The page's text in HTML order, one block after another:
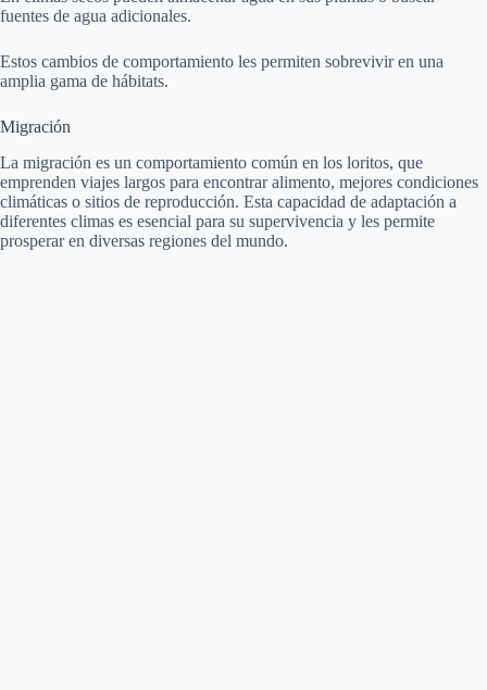
fuentes de agua adicionales.
Estos cambios de comportamiento les permiten sobrevivir en una
amplia gama de hábitats.
Migración
La migración es un comportamiento común en los loritos, que
emprenden viajes largos para encontrar alimento, mejores condiciones
climáticas o sitios de reproducción. Esta capacidad de adaptación a
diferentes climas es esencial para su supervivencia y les permite
prosperar en diversas regiones del mundo.